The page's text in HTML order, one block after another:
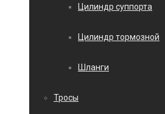
Цилиндр суппорта
Цилиндр тормозной
Шланги
Тросы